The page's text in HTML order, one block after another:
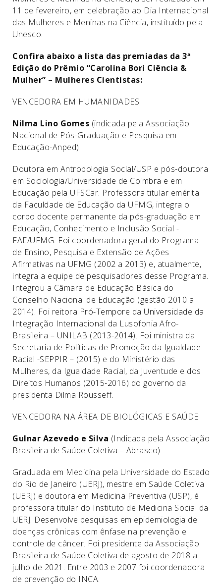
11 de fevereiro, em celebração ao Dia Internacional
das Mulheres e Meninas na Ciência, instituído pela
Unesco.
Confira abaixo a lista das premiadas da 3ª
Edição do Prêmio “Carolina Bori Ciência &
Mulher” – Mulheres Cientistas:
VENCEDORA EM HUMANIDADES
Nilma Lino Gomes (indicada pela Associação
Nacional de Pós-Graduação e Pesquisa em
Educação-Anped)
Doutora em Antropologia Social/USP e pós-doutora
em Sociologia/Universidade de Coimbra e em
Educação pela UFSCar. Professora titular emérita
da Faculdade de Educação da UFMG, integra o
corpo docente permanente da pós-graduação em
Educação, Conhecimento e Inclusão Social -
FAE/UFMG. Foi coordenadora geral do Programa
de Ensino, Pesquisa e Extensão de Ações
Afirmativas na UFMG (2002 a 2013) e, atualmente,
integra a equipe de pesquisadores desse Programa.
Integrou a Câmara de Educação Básica do
Conselho Nacional de Educação (gestão 2010 a
2014). Foi reitora Pró-Tempore da Universidade da
Integração Internacional da Lusofonia Afro-
Brasileira – UNILAB (2013-2014). Foi ministra da
Secretaria de Políticas de Promoção da Igualdade
Racial -SEPPIR – (2015) e do Ministério das
Mulheres, da Igualdade Racial, da Juventude e dos
Direitos Humanos (2015-2016) do governo da
presidenta Dilma Rousseff.
VENCEDORA NA ÁREA DE BIOLÓGICAS E SAÚDE
Gulnar Azevedo e Silva (Indicada pela Associação
Brasileira de Saúde Coletiva – Abrasco)
Graduada em Medicina pela Universidade do Estado
do Rio de Janeiro (UERJ), mestre em Saúde Coletiva
(UERJ) e doutora em Medicina Preventiva (USP), é
professora titular do Instituto de Medicina Social da
UERJ. Desenvolve pesquisas em epidemiologia de
doenças crônicas com ênfase na prevenção e
controle de câncer. Foi presidente da Associação
Brasileira de Saúde Coletiva de agosto de 2018 a
julho de 2021. Entre 2003 e 2007 foi coordenadora
de prevenção do INCA.